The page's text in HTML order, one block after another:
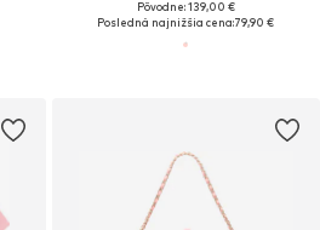
Pôvodne: 139,00 €
Posledná najnižšia cena:79,90 €